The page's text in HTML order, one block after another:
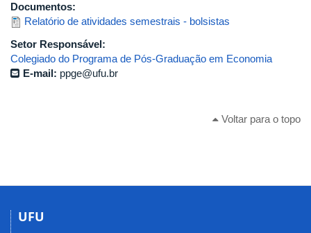
Documentos:
Relatório de atividades semestrais - bolsistas
Setor Responsável:
Colegiado do Programa de Pós-Graduação em Economia
E-mail: ppge@ufu.br
Voltar para o topo
UFU